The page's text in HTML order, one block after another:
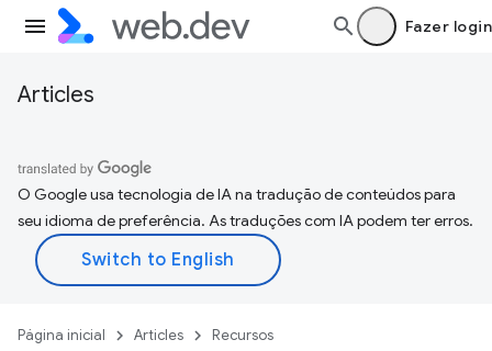
Fazer login
Articles
O Google usa tecnologia de IA na tradução de conteúdos para
seu idioma de preferência. As traduções com IA podem ter erros.
Página inicial Articles
Recursos